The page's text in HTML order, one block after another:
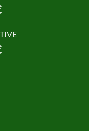
499,00 €.
El
es:
484,99 €.
El